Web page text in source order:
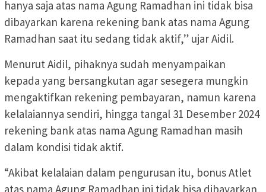
hanya saja atas nama Agung Ramadhan ini tidak bisa
dibayarkan karena rekening bank atas nama Agung
Ramadhan saat itu sedang tidak aktif,” ujar Aidil.
Menurut Aidil, pihaknya sudah menyampaikan
kepada yang bersangkutan agar sesegera mungkin
mengaktifkan rekening pembayaran, namun karena
kelalaiannya sendiri, hingga tangal 31 Desember 2024
rekening bank atas nama Agung Ramadhan masih
dalam kondisi tidak aktif.
“Akibat kelalaian dalam pengurusan itu, bonus Atlet
atas nama Agung Ramadhan ini tidak bisa dibayarkan,